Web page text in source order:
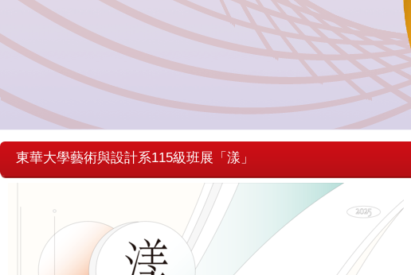
東華大學藝術與設計系115級班展「漾」